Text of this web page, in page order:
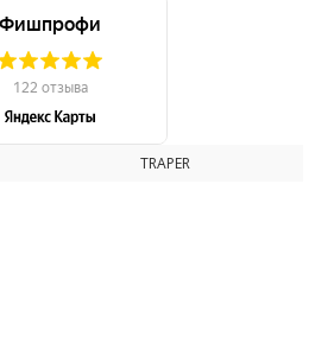
TRAPER